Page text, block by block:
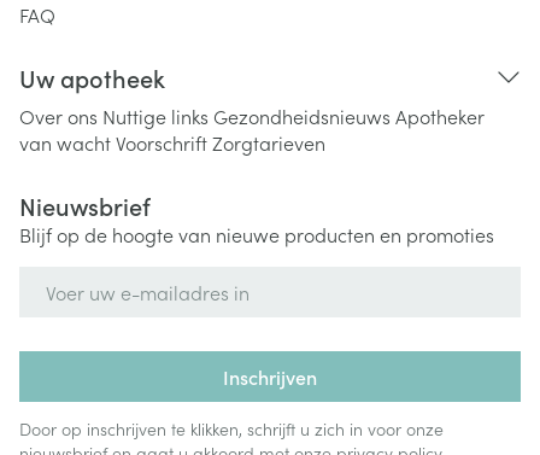
FAQ
Uw apotheek
Over ons Nuttige links Gezondheidsnieuws Apotheker
van wachtVoorschriftZorgtarieven
Nieuwsbrief
Blijf op de hoogte van nieuwe producten en promoties
Inschrijven
Door op inschrijven te klikken, schrijft u zich in voor onze